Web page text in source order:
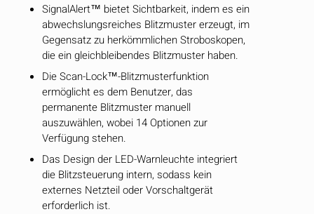
SignalAlert™ bietet Sichtbarkeit, indem es ein
abwechslungsreiches Blitzmuster erzeugt, im
Gegensatz zu herkömmlichen Stroboskopen,
die ein gleichbleibendes Blitzmuster haben.
Die Scan-Lock™-Blitzmusterfunktion
ermöglicht es dem Benutzer, das
permanente Blitzmuster manuell
auszuwählen, wobei 14 Optionen zur
Verfügung stehen.
Das Design der LED-Warnleuchte integriert
die Blitzsteuerung intern, sodass kein
externes Netzteil oder Vorschaltgerät
erforderlich ist.